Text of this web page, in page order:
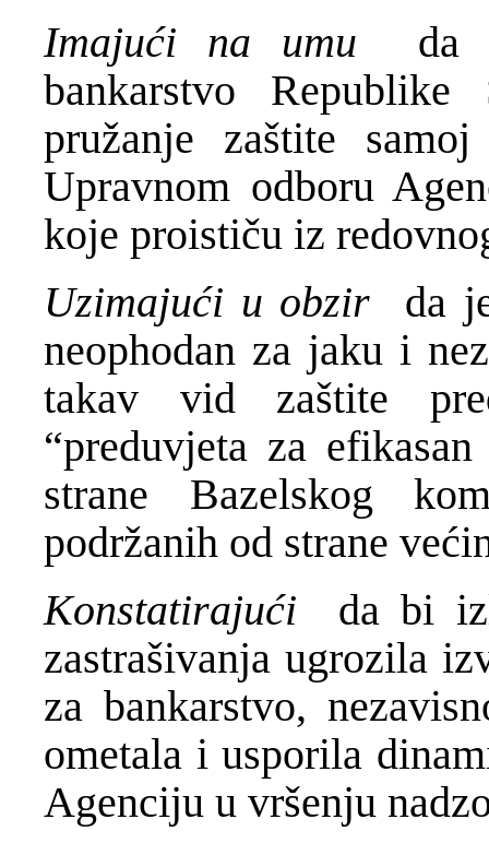
Imajući na umu da
bankarstvo
pružanje zaštite
Upravnom odboru
koje proističu iz
Uzimajući u obzir da
neophodan za jaku i
takav vid zaštite
“preduvjeta za
strane Bazelskog
podržanih od strane
Konstatirajući da bi
zastrašivanja ugrozila
za bankarstvo,
ometala i usporila
Agenciju u vršenju